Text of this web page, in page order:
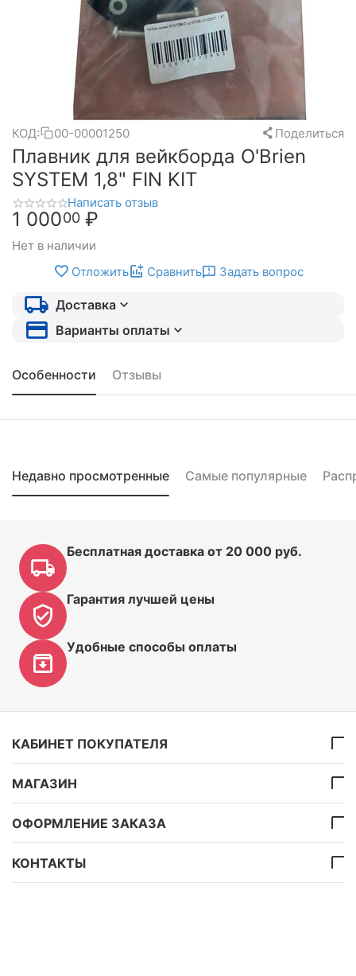
КОД: 00-00001250 Поделиться
Плавник для вейкборда O'Brien
SYSTEM 1,8" FIN KIT
Написать отзыв
1 00000 ₽
Нет в наличии
Отложить
Сравнить Задать вопрос
Доставка
Варианты оплаты
Особенности Отзывы
Недавно просмотренные Самые популярные
Бесплатная доставка от 20 000 руб.
Гарантия лучшей цены
Удобные способы оплаты
КАБИНЕТ ПОКУПАТЕЛЯ
МАГАЗИН
ОФОРМЛЕНИЕ ЗАКАЗА
КОНТАКТЫ